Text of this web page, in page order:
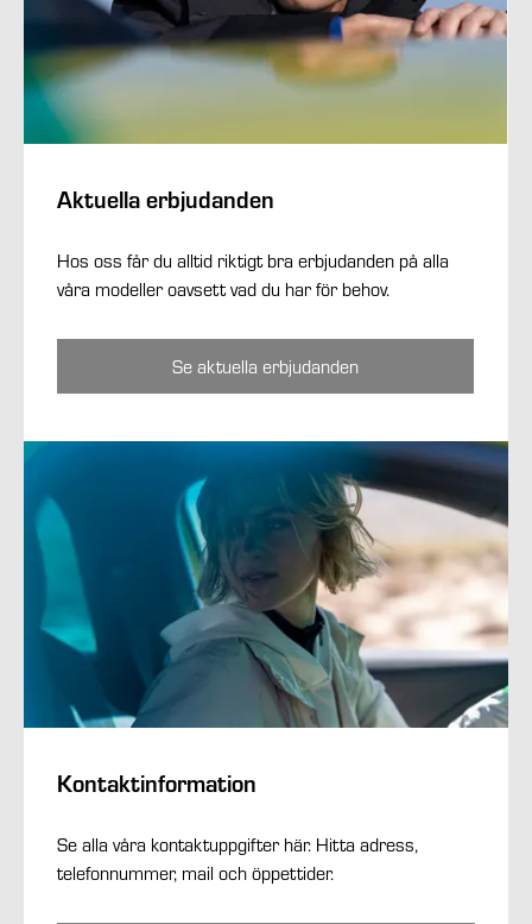
Aktuella erbjudanden
Hos oss får du alltid riktigt bra erbjudanden på alla
våra modeller oavsett vad du har för behov.
Se aktuella erbjudanden
Kontaktinformation
Se alla våra kontaktuppgifter här. Hitta adress,
telefonnummer, mail och öppettider.